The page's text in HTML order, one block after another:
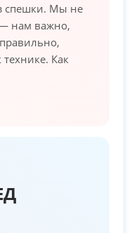
спешки. Мы не
— нам важно,
Как